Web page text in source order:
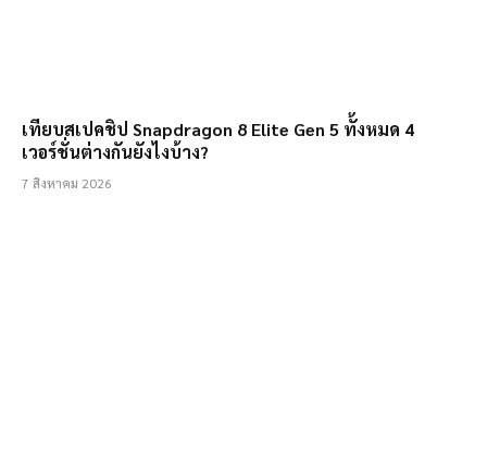
เทียบสเปคชิป Snapdragon 8 Elite Gen 5 ทั้งหมด 4
เวอร์ชั่นต่างกันยังไงบ้าง?
7 สิงหาคม 2026